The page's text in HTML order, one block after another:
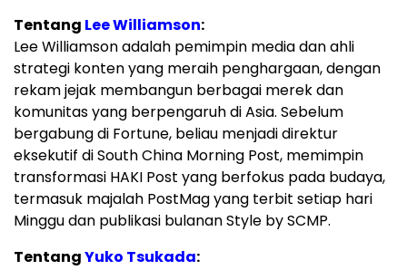
Tentang Lee Williamson:
Lee Williamson adalah pemimpin media dan ahli
strategi konten yang meraih penghargaan, dengan
rekam jejak membangun berbagai merek dan
komunitas yang berpengaruh di Asia. Sebelum
bergabung di Fortune, beliau menjadi direktur
eksekutif di South China Morning Post, memimpin
transformasi HAKI Post yang berfokus pada budaya,
termasuk majalah PostMag yang terbit setiap hari
Minggu dan publikasi bulanan Style by SCMP.
TentangYuko Tsukada: